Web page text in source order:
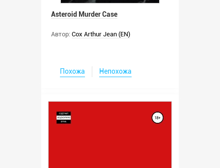
Asteroid Murder Case
Автор: Cox Arthur Jean (EN)
Похожа Непохожа